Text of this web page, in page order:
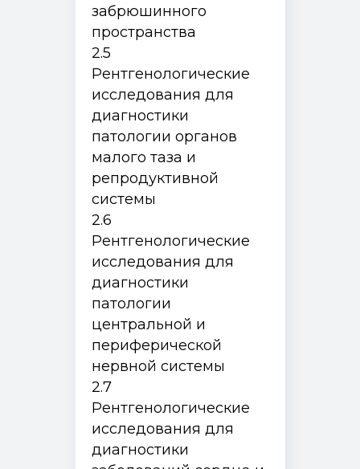
забрюшинного
пространства
2.5
Рентгенологические
исследования для
диагностики
патологии органов
малого таза и
репродуктивной
системы
2.6
Рентгенологические
исследования для
диагностики
патологии
центральной и
периферической
нервной системы
2.7
Рентгенологические
исследования для
диагностики